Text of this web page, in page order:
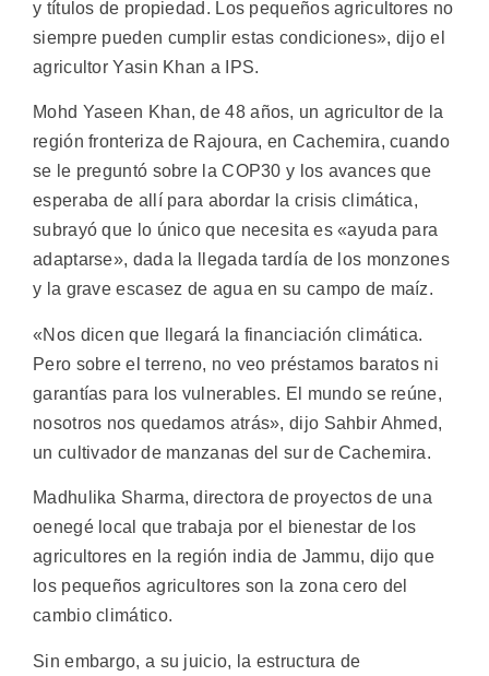
y títulos de propiedad. Los pequeños agricultores no
siempre pueden cumplir estas condiciones», dijo el
agricultor Yasin Khan a IPS.
Mohd Yaseen Khan, de 48 años, un agricultor de la
región fronteriza de Rajoura, en Cachemira, cuando
se le preguntó sobre la COP30 y los avances que
esperaba de allí para abordar la crisis climática,
subrayó que lo único que necesita es «ayuda para
adaptarse», dada la llegada tardía de los monzones
y la grave escasez de agua en su campo de maíz.
«Nos dicen que llegará la financiación climática.
Pero sobre el terreno, no veo préstamos baratos ni
garantías para los vulnerables. El mundo se reúne,
nosotros nos quedamos atrás», dijo Sahbir Ahmed,
un cultivador de manzanas del sur de Cachemira.
Madhulika Sharma, directora de proyectos de una
oenegé local que trabaja por el bienestar de los
agricultores en la región india de Jammu, dijo que
los pequeños agricultores son la zona cero del
cambio climático.
Sin embargo, a su juicio, la estructura de